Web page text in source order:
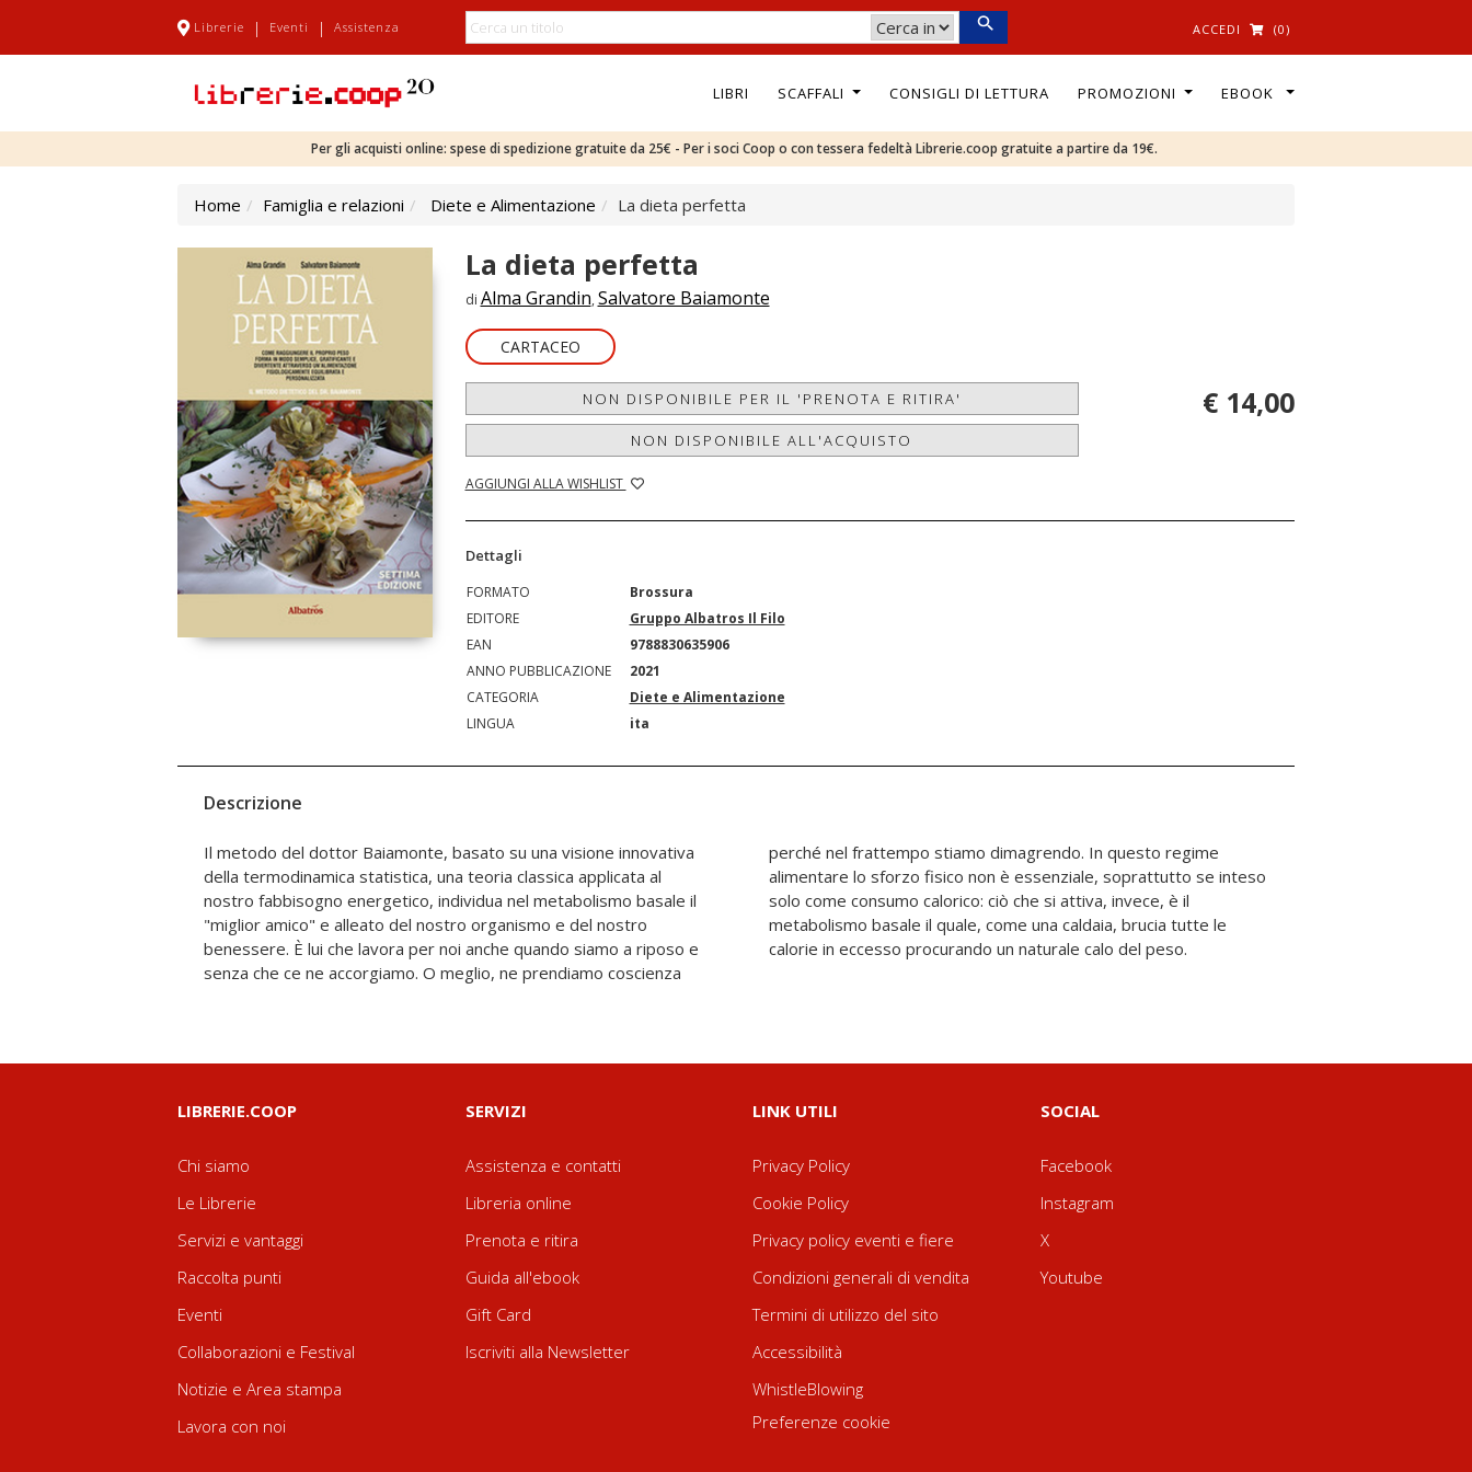
Librerie | Eventi | Assistenza ACCEDI (0)
LIBRI SCAFFALI CONSIGLI DI LETTURA PROMOZIONI EBOOK
Per gli acquisti online: spese di spedizione gratuite da 25€ - Per i soci Coop o con tessera fedeltà Librerie.coop gratuite a partire da 19€.
Home Famiglia e relazioni Diete e Alimentazione La dieta perfetta
La dieta perfetta
di Alma Grandin, Salvatore Baiamonte
CARTACEO
NON DISPONIBILE PER IL 'PRENOTA E RITIRA'
NON DISPONIBILE ALL'ACQUISTO
AGGIUNGI ALLA WISHLIST
€ 14,00
Dettagli
FORMATO
Brossura
EDITORE
Gruppo Albatros Il Filo
EAN
9788830635906
ANNO PUBBLICAZIONE
2021
CATEGORIA
Diete e Alimentazione
LINGUA
ita
Descrizione
Il metodo del dottor Baiamonte, basato su una visione innovativa
della termodinamica statistica, una teoria classica applicata al
nostro fabbisogno energetico, individua nel metabolismo basale il
"miglior amico" e alleato del nostro organismo e del nostro
benessere. È lui che lavora per noi anche quando siamo a riposo e
senza che ce ne accorgiamo. O meglio, ne prendiamo coscienza
perché nel frattempo stiamo dimagrendo. In questo regime
alimentare lo sforzo fisico non è essenziale, soprattutto se inteso
solo come consumo calorico: ciò che si attiva, invece, è il
metabolismo basale il quale, come una caldaia, brucia tutte le
calorie in eccesso procurando un naturale calo del peso.
LIBRERIE.COOP
Chi siamo
Le Librerie
Servizi e vantaggi
Raccolta punti
Eventi
Collaborazioni e Festival
Notizie e Area stampa
Lavora con noi
SERVIZI
Assistenza e contatti
Libreria online
Prenota e ritira
Guida all'ebook
Gift Card
Iscriviti alla Newsletter
LINK UTILI
Privacy Policy
Cookie Policy
Privacy policy eventi e fiere
Condizioni generali di vendita
Termini di utilizzo del sito
Accessibilità
WhistleBlowing
Preferenze cookie
SOCIAL
Facebook
Instagram
X
Youtube